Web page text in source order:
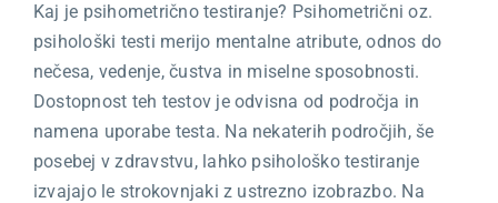
Kaj je psihometrično testiranje? Psihometrični oz.
psihološki testi merijo mentalne atribute, odnos do
nečesa, vedenje, čustva in miselne sposobnosti.
Dostopnost teh testov je odvisna od področja in
namena uporabe testa. Na nekaterih področjih, še
posebej v zdravstvu, lahko psihološko testiranje
izvajajo le strokovnjaki z ustrezno izobrazbo. Na